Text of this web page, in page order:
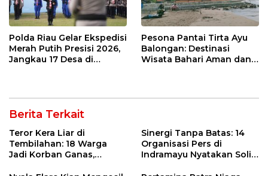
Polda Riau Gelar Ekspedisi
Merah Putih Presisi 2026,
Jangkau 17 Desa di
Pesona Pantai Tirta Ayu
Balongan: Destinasi
Wisata Bahari Aman dan
Berita Terkait
Teror Kera Liar di
Tembilahan: 18 Warga
Jadi Korban Ganas,
Sinergi Tanpa Batas: 14
Organisasi Pers di
Indramayu Nyatakan Solid